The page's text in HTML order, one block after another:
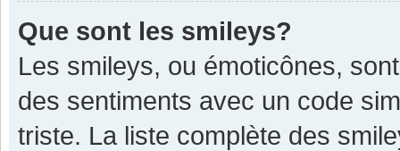
Que sont les smileys?
Les smileys, ou émoticônes,
des sentiments avec un code
triste. La liste complète des